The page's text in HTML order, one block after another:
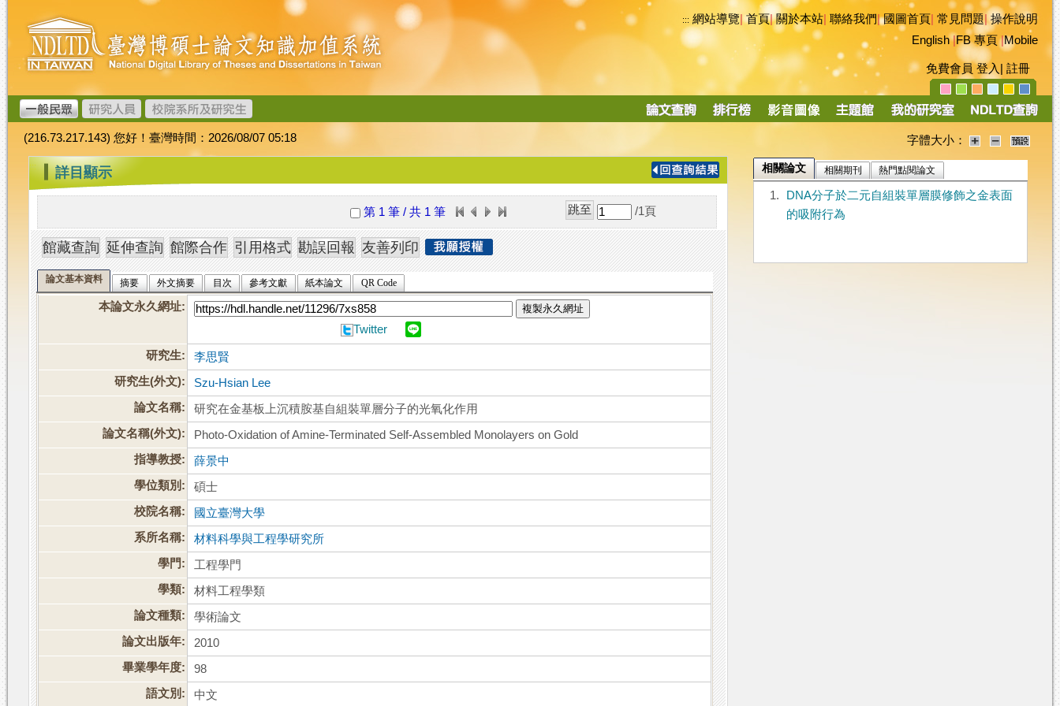
跳
到
主
要
內
容
臺
灣
博
碩
士
論
文
加
值
系
統
::: 網站導覽|首頁|關於本站 聯絡我們|國圖首頁 常見問題|操作說明
English|FB 專頁|Mobile
免費會員 登入 註冊
導
(216.73.217.143) 您好！臺灣時間：2026/08/07 05:18 字體大小：
::: 詳目顯示
第 1 筆 / 共 1 筆 /1 頁
論文基本資料 摘要 外文摘要 目次 參考文獻 紙本論文 QR Code
本論文永久網址: 複製永久網址
Twitter
研究生:
李思賢
研究生(外文):
Szu-Hsian Lee
論文名稱:
研究在金基板上沉積胺基自組裝單層分子的光氧化作用
論文名稱(外文):
Photo-Oxidation of Amine-Terminated Self-Assembled Monolayers on Gold
指導教授:
薛景中
學位類別:
碩士
校院名稱:
國立臺灣大學
系所名稱:
材料科學與工程學研究所
學門:
工程學門
學類:
材料工程學類
論文種類:
學術論文
論文出版年:
2010
畢業學年度:
98
語文別:
中文
相關論文 相關期刊 熱門點閱論文
1.
DNA分子於二元自組裝單層膜修飾之金表面
的吸附行為